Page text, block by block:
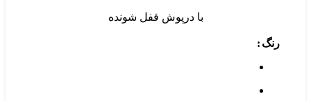
با درپوش قفل شونده
رنگ